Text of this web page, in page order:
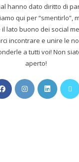
hanno dato diritto di
qui per “smentirlo”,
lato buono dei social
incontrare e unire le
a tutti voi! Non
aperto!